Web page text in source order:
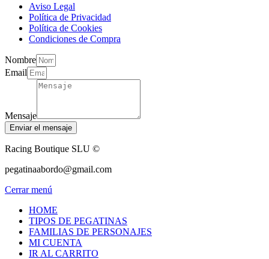
Aviso Legal
Política de Privacidad
Política de Cookies
Condiciones de Compra
Nombre
Email
Mensaje
Enviar el mensaje
Racing Boutique SLU ©
pegatinaabordo@gmail.com
Cerrar menú
HOME
TIPOS DE PEGATINAS
FAMILIAS DE PERSONAJES
MI CUENTA
IR AL CARRITO